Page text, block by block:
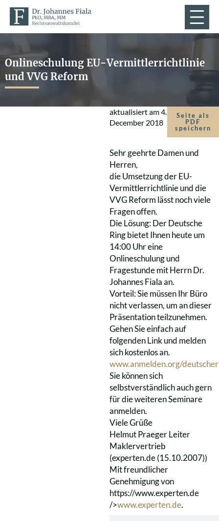
Onlineschulung EU-Vermittlerrichtlinie
und VVG Reform
aktualisiert am4.
December 2018
Seite als
PDF
speichern
Sehr geehrte Damen und
Herren,
die Umsetzung der EU-
Vermittlerrichtlinie und die
VVG Reform lässt noch viele
Fragen offen.
Die Lösung: Der Deutsche
Ring bietet Ihnen heute um
14:00 Uhr eine
Onlineschulung und
Fragestunde mit Herrn Dr.
Johannes Fiala an.
Vorteil: Sie müssen Ihr Büro
nicht verlassen, um an dieser
Präsentation teilzunehmen.
Gehen Sie einfach auf
folgenden Link und melden
sich kostenlos an.
www.anmelden.org/
Sie können sich
selbstverständlich auch gern
für die weiteren Seminare
anmelden.
Viele Grüße
Helmut Praeger Leiter
Maklervertrieb
(experten.de (15.10.2007))
Mit freundlicher
Genehmigung von
https://www.experten.de
/>www.experten.de.